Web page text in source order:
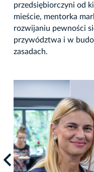
przedsiębiorczyni od
mieście, mentorka
rozwijaniu pewności
przywództwa i w
zasadach.